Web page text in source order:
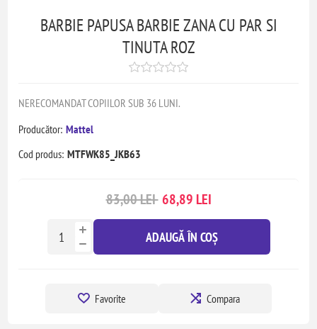
BARBIE PAPUSA BARBIE ZANA CU PAR SI
TINUTA ROZ
NERECOMANDAT COPIILOR SUB 36 LUNI.
Producător: Mattel
Cod produs: MTFWK85_JKB63
83,00 LEI 68,89 LEI
ADAUGĂ ÎN COȘ
Favorite Compara